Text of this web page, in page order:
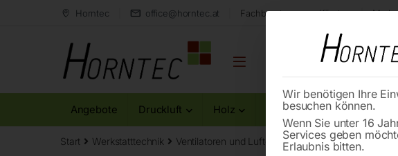
Horntec office@horntec.at Fachberatung aus Kärnten
Angebote Druckluft Holz Metall Reinigung
Start Werkstatttechnik Ventilatoren und Luftentfeuchter Radialventilator
Wir benötigen Ihre
besuchen können.
Wenn Sie unter 16
Services geben
Erlaubnis bitten.